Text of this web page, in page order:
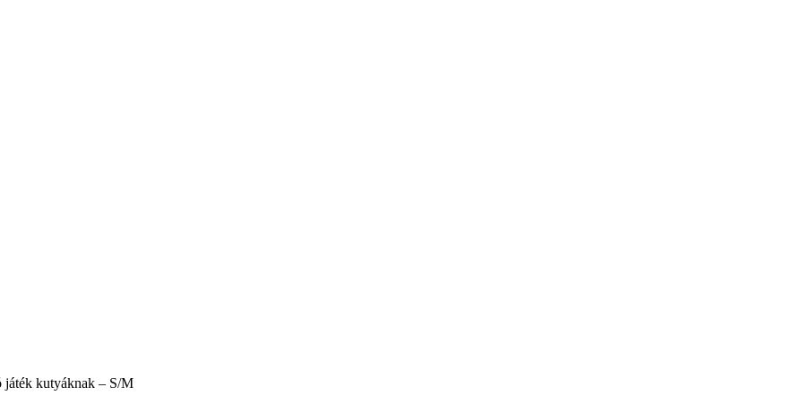
kutyáknak – S/M